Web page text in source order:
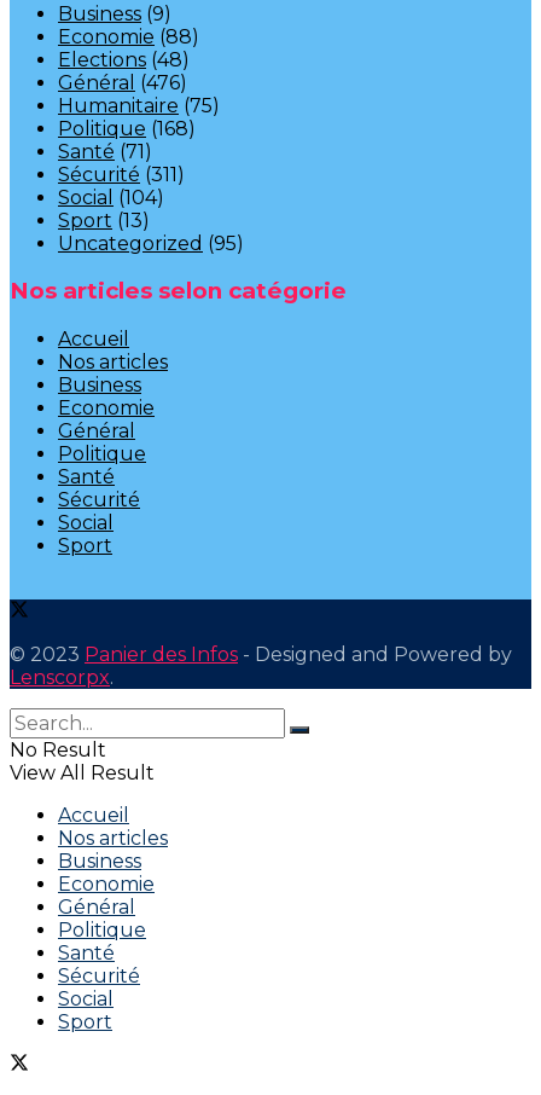
Business (9)
Economie (88)
Elections (48)
Général (476)
Humanitaire (75)
Politique (168)
Santé (71)
Sécurité (311)
Social (104)
Sport (13)
Uncategorized (95)
Nos articles selon catégorie
Accueil
Nos articles
Business
Economie
Général
Politique
Santé
Sécurité
Social
Sport
© 2023 Panier des Infos - Designed and Powered by
Lenscorpx.
No Result
View All Result
Accueil
Nos articles
Business
Economie
Général
Politique
Santé
Sécurité
Social
Sport